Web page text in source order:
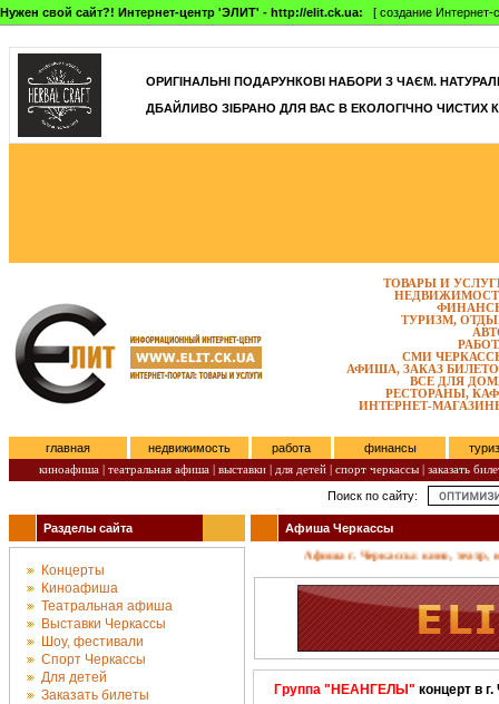
Нужен свой сайт?! Интернет-центр 'ЭЛИТ' - http://elit.ck.ua: [ создание Интернет-
]
ОРИГІНАЛЬНІ ПОДАРУНКОВІ НАБОРИ З ЧАЄМ.
ДБАЙЛИВО ЗІБРАНО ДЛЯ ВАС В ЕКОЛОГІЧНО ЧИСТИХ
ТОВАРЫ И
ТУРИЗМ,
СМИ
АФИША, ЗАКАЗ
ВСЕ ДЛЯ
РЕСТОРАНЫ,
ИНТЕРНЕТ-
главная недвижимость работа финансы
киноафиша | театральная афиша | выставки | для детей | спорт черкассы | заказать
Поиск по сайту:
Разделы сайта
Концерты
Киноафиша
Театральная афиша
Выставки Черкассы
Шоу, фестивали
Спорт Черкассы
Для детей
Заказать билеты
Афиша Черкассы
Афиша г. Черкассы: кино, театр,
Группа "НЕАНГЕЛЫ" концерт в